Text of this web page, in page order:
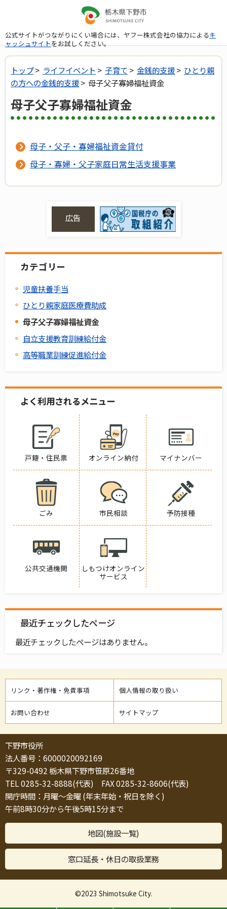
公式サイトがつながりにくい場合には、ヤフー株式会社の協力によるキ
ャッシュサイトをお試しください。
トップ> ライフイベント > 子育て > 金銭的支援> ひとり親
の方への金銭的支援> 母子父子寡婦福祉資金
母子父子寡婦福祉資金
母子・父子・寡婦福祉資金貸付
母子・寡婦・父子家庭日常生活支援事業
広告
カテゴリー
児童扶養手当
ひとり親家庭医療費助成
母子父子寡婦福祉資金
自立支援教育訓練給付金
高等職業訓練促進給付金
よく利用されるメニュー
戸籍・住民票 オンライン納付 マイナンバー
ごみ 市民相談 予防接種
公共交通機関
しもつけオンライン
サービス
最近チェックしたページ
最近チェックしたページはありません。
リンク・著作権・免責事項 個人情報の取り扱い
お問い合わせ サイトマップ
下野市役所
法人番号：6000020092169
〒329-0492 栃木県下野市笹原26番地
TEL 0285-32-8888(代表) FAX 0285-32-8606(代表)
開庁時間：月曜～金曜 (年末年始・祝日を除く)
午前8時30分から午後5時15分まで
地図(施設一覧)
窓口延長・休日の取扱業務
©2023 Shimotsuke City.